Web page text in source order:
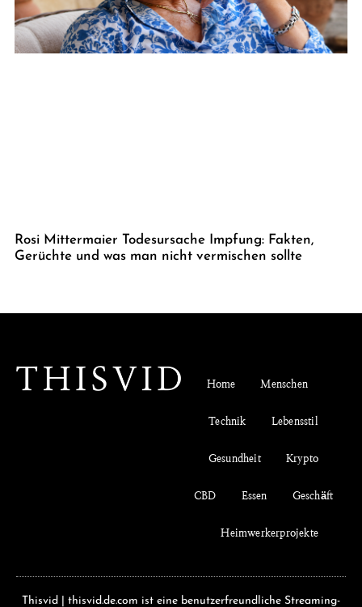
Rosi Mittermaier Todesursache Impfung: Fakten,
Gerüchte und was man nicht vermischen sollte
Home Menschen
Technik Lebensstil
Gesundheit Krypto
CBD Essen Geschäft
Heimwerkerprojekte
Thisvid | thisvid.de.com ist eine benutzerfreundliche Streaming-